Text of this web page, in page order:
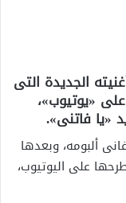
الجديدة التى
«يوتيوب»،
«يا فاتنى».
ألبومه، وبعدها
على اليوتيوب،